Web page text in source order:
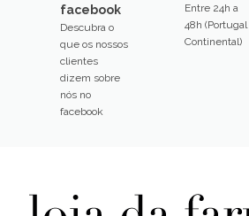
facebook
Descubra o
que os nossos
clientes
dizem sobre
nós no
facebook
Entre 24h a
48h (Portugal
Continental)